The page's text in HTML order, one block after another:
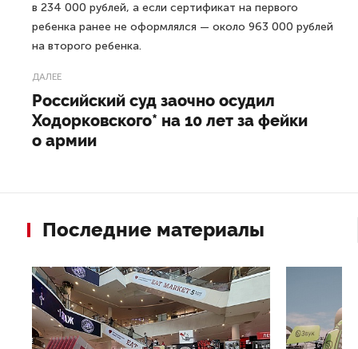
в 234 000 рублей, а если сертификат на первого
ребенка ранее не оформлялся — около 963 000 рублей
на второго ребенка.
ДАЛЕЕ
Российский суд заочно осудил
Ходорковского* на 10 лет за фейки
о армии
Последние материалы